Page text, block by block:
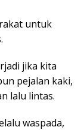
untuk
jika kita
pejalan kaki,
lalu lintas.
waspada,